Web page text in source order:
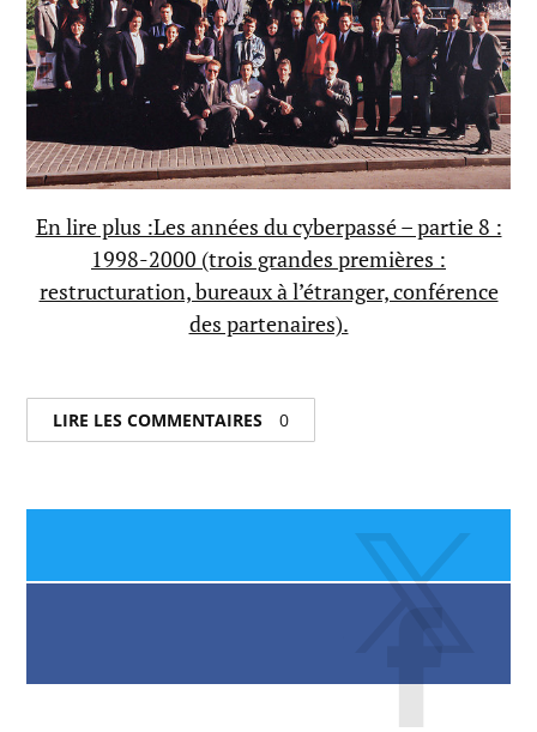
En lire plus :Les années du cyberpassé – partie 8 :
1998-2000 (trois grandes premières :
restructuration, bureaux à l’étranger, conférence
des partenaires).
LIRE LES COMMENTAIRES 0